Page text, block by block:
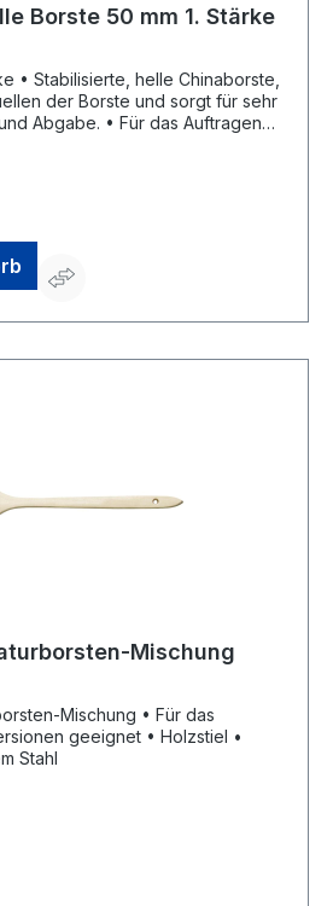
Borste 50 mm 1. Stärke
der Borste und sorgt für sehr
Für das Auftragen
DE, +4920249200,
Mischung
geeignet • Holzstiel •
Stahl